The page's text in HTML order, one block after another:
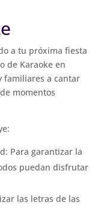
a tu próxima fiesta
de Karaoke en
familiares a cantar
momentos
Para garantizar la
puedan disfrutar
las letras de las